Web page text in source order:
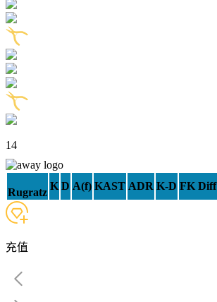
14
Rugratz
K D A(f) KAST ADR K-D FK Diff
充值